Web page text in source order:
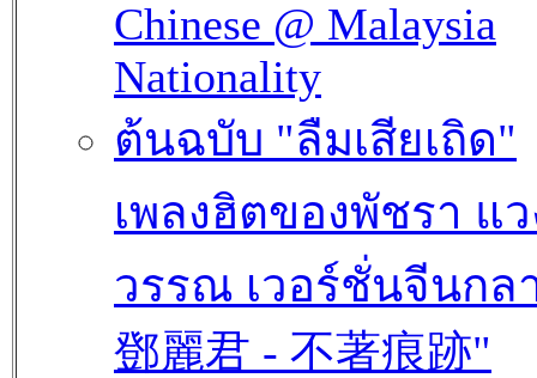
Chinese @ Malaysia
Nationality
ต้นฉบับ "ลืมเสียเถิด"
เพลงฮิตของพัชรา แว
วรรณ เวอร์ชั่นจีนกล
鄧麗君 - 不著痕跡"